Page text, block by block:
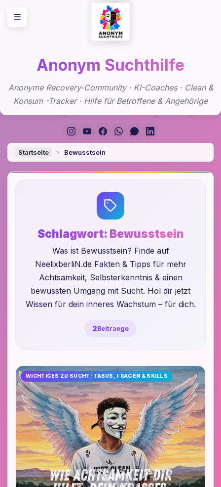
Inhalt
springen
Anonym Suchthilfe
Anonyme Recovery-Community · KI-Coaches · Clean &
Konsum -Tracker · Hilfe für Betroffene & Angehörige
Startseite › Bewusstsein
Schlagwort: Bewusstsein
Was ist Bewusstsein? Finde auf
NeelixberliN.de Fakten & Tipps für mehr
Achtsamkeit, Selbsterkenntnis & einen
bewussten Umgang mit Sucht. Hol dir jetzt
Wissen für dein inneres Wachstum – für dich.
2Beitraege
WICHTIGES ZU SUCHT: TABUS, FRAGEN & SKILLS
☰